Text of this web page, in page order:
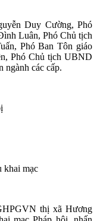
Duy Cường, Phó
Luân, Phó Chủ tịch
Phó Ban Tôn giáo
Phó Chủ tịch UBND
ngành các cấp.
mạc
thị xã Hương